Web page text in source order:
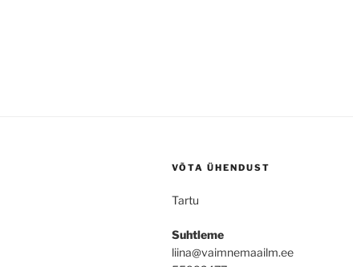
VÕTA ÜHENDUST
Tartu
Suhtleme
liina@vaimnemaailm.ee